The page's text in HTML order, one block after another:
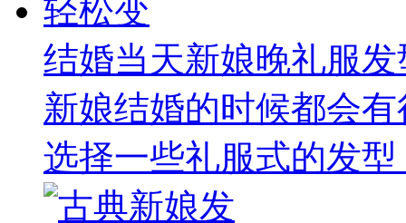
结婚当天新娘晚礼服
新娘结婚的时候都会
选择一些礼服式的发